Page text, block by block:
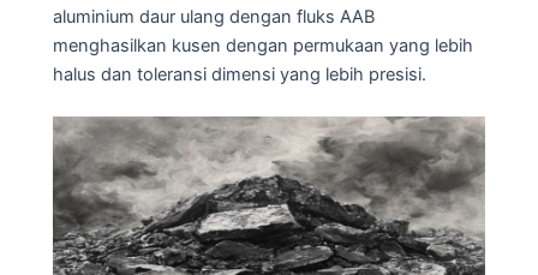
aluminium daur ulang dengan fluks AAB
menghasilkan kusen dengan permukaan yang lebih
halus dan toleransi dimensi yang lebih presisi.